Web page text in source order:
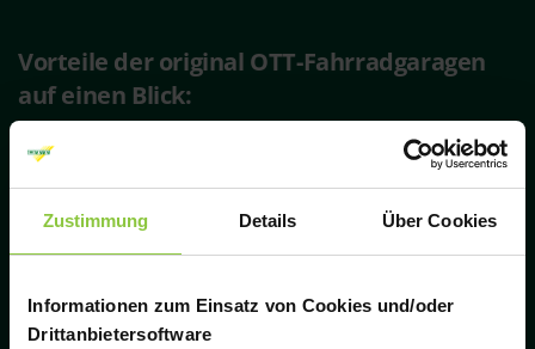
Zustimmung Details Über Cookies
Informationen zum Einsatz von Cookies und/oder
Drittanbietersoftware
Vorteile der original OTT-Fahrradgaragen
auf einen Blick:
geliefert und komplett aufgebaut an nur
einem Tag
nachhaltig und langlebig durch hohe
Stahlbetonqualität
viel Spielraum für individuelle Ausführung